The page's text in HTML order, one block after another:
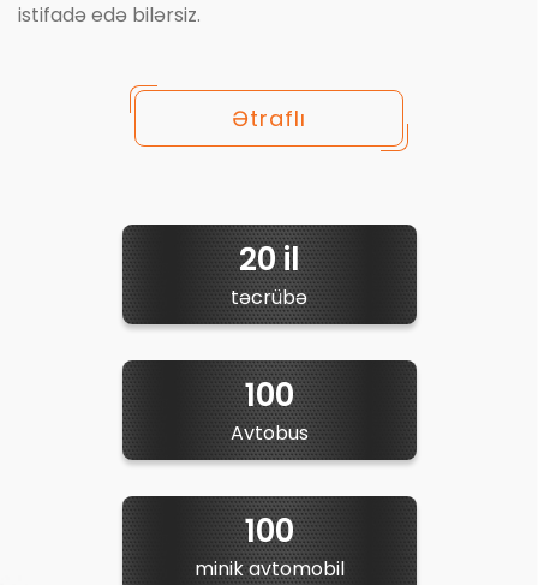
istifadə edə bilərsiz.
Ətraflı
20 il
təcrübə
100
Avtobus
100
minik avtomobil